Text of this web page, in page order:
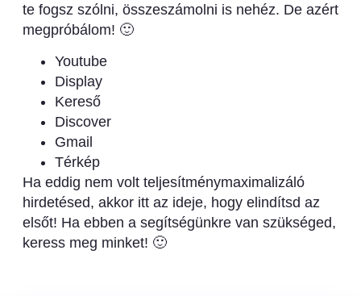
te fogsz szólni, összeszámolni is nehéz. De azért
megpróbálom! 🙂
Youtube
Display
Kereső
Discover
Gmail
Térkép
Ha eddig nem volt teljesítménymaximalizáló
hirdetésed, akkor itt az ideje, hogy elindítsd az
elsőt! Ha ebben a segítségünkre van szükséged,
keress meg minket! 🙂